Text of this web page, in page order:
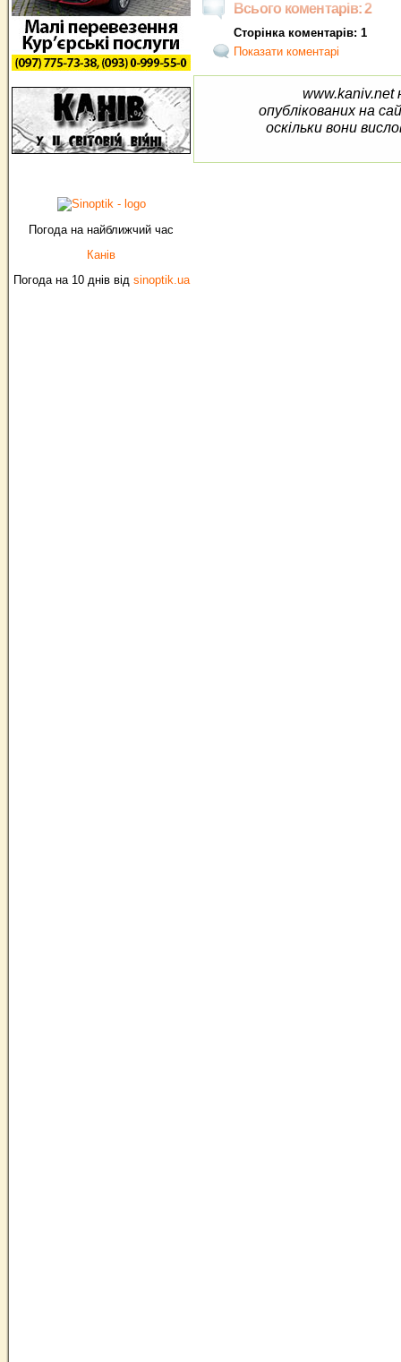
Погода на найближчий час
Канів
Погода на 10 днів від sinoptik.ua
Всього коментарів: 2
Сторінка коментарів: 1
Показати коментарі
www.kaniv.net
опублікованих на
оскільки вони